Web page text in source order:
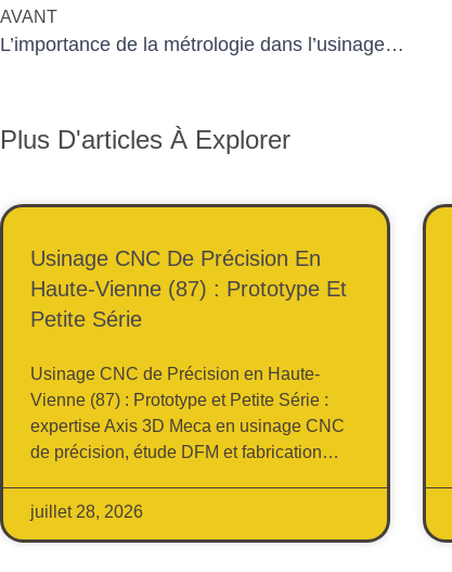
AVANT
L’importance de la métrologie dans l’usinage de précision
Plus D'articles À Explorer
Usinage CNC De Précision En
Haute-Vienne (87) : Prototype Et
Petite Série
Usinage CNC de Précision en Haute-
Vienne (87) : Prototype et Petite Série :
expertise Axis 3D Meca en usinage CNC
de précision, étude DFM et fabrication…
juillet 28, 2026